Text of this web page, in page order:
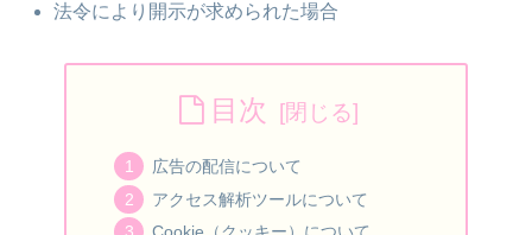
法令により開示が求められた場合
目次
広告の配信について
アクセス解析ツールについて